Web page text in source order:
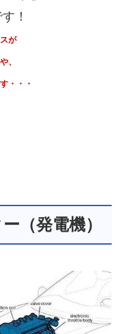
！
が
、
・・・
（発電機）